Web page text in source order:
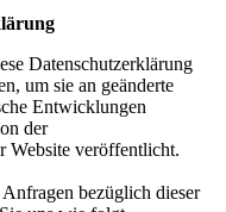
Datenschutzerklärung
um sie an geänderte
Entwicklungen
der
Website veröffentlicht.
bezüglich dieser